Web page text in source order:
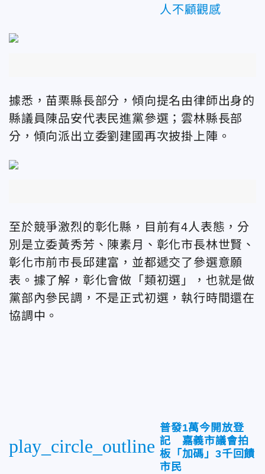
人不顧觀感
據悉，苗栗縣長部分，傾向提名由律師出身的
縣議員陳品安代表民進黨參選；雲林縣長部
分，傾向派出立委劉建國再次披掛上陣。
至於競爭激烈的彰化縣，目前有4人表態，分
別是立委黃秀芳、陳素月、彰化市長林世賢、
彰化市前市長邱建富，並都遞交了參選意願
表。據了解，彰化會做「類初選」，也就是做
黨部內參民調，不是正式初選，執行時間還在
協調中。
play_circle_outline
普發1萬今開放登
記 嘉義市議會拍
板「加碼」3千回饋
市民